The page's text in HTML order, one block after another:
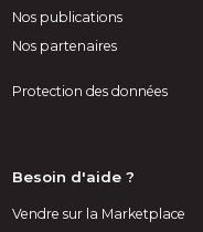
Nos publications
Nos partenaires
Protection des données
Besoin d'aide ?
Vendre sur la Marketplace